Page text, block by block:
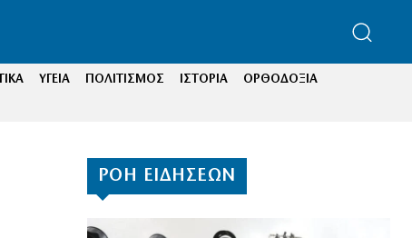
ΥΓΕΙΑ ΠΟΛΙΤΙΣΜΟΣ ΙΣΤΟΡΙΑ
ΟΡΘΟΔΟΞΙΑ
ΡΟΗ ΕΙΔΗΣΕΩΝ